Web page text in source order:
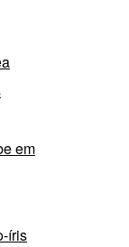
em
íris